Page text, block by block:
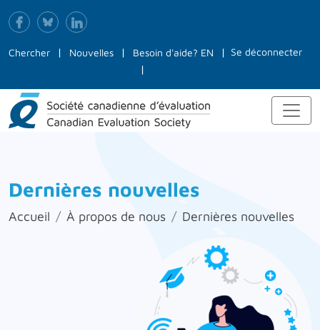
Chercher Nouvelles Besoin d'aide? EN Se déconnecter
Dernières nouvelles
Accueil À propos de nous Dernières nouvelles